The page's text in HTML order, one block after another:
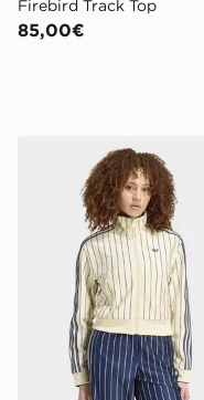
Firebird Track Top
85,00€
adidas Track Top